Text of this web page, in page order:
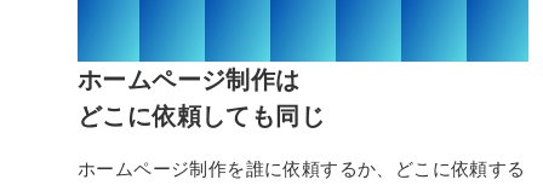
ホームページ制作は
どこに依頼しても同じ
ホームページ制作を誰に依頼するか、どこに依頼する